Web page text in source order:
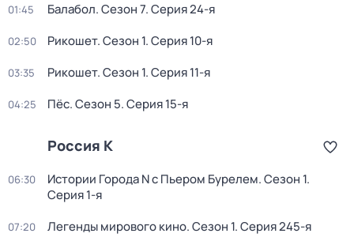
01:45 Балабол. Сезон 7. Серия 24-я
02:50 Рикошет. Сезон 1. Серия 10-я
03:35 Рикошет. Сезон 1. Серия 11-я
04:25 Пёс. Сезон 5. Серия 15-я
Россия К
06:30 Истории Города N с Пьером Бурелем. Сезон 1.
Серия 1-я
07:20 Легенды мирового кино. Сезон 1. Серия 245-я